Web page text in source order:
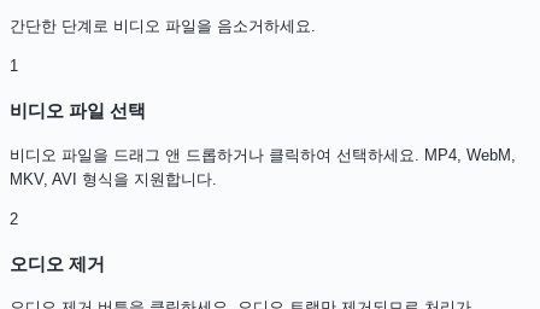
간단한 단계로 비디오 파일을 음소거하세요.
1
비디오 파일 선택
비디오 파일을 드래그 앤 드롭하거나 클릭하여 선택하세요. MP4, WebM,
MKV, AVI 형식을 지원합니다.
2
오디오 제거